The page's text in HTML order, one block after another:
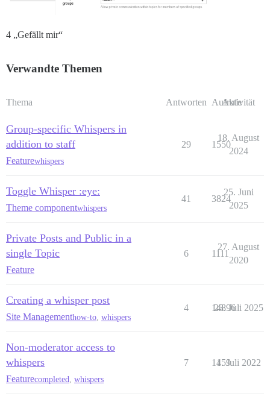
4 „Gefällt mir“
Verwandte Themen
Thema Antworten Aufrufe
Aktivität
Group-specific Whispers in
addition to staff
Featurewhispers
29 1550
18. August
2024
Toggle Whisper :eye:
Theme componentwhispers
41 3824
25. Juni
2025
Private Posts and Public in a
single Topic
Feature
6 1111
27. August
2020
Creating a whisper post
Site Managementhow-to whispers
4 14896
23. Juli 2025
Non-moderator access to
whispers
Featurecompleted whispers
7 1459
1. Juli 2022